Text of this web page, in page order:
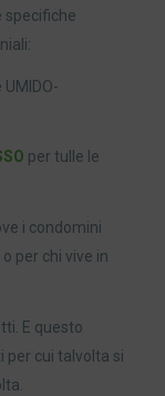
specifiche
per tulle le
i condomini
per chi vive in
E questo
per cui talvolta si